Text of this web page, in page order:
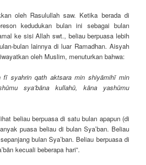
oleh Rasulullah saw. Ketika berada di
kedudukan bulan ini sebagai bulan
ke sisi Allah swt., beliau berpuasa lebih
bulan lainnya di luar Ramadhan. Aisyah
oleh Muslim, menuturkan bahwa:
fī syahrin qath aktsara min shiyāmihī min
sya’bāna kullahū, kāna yashūmu
beliau berpuasa di satu bulan apapun (di
puasa beliau di bulan Sya’ban. Beliau
bulan Sya’ban. Beliau berpuasa di
kecuali beberapa hari”.